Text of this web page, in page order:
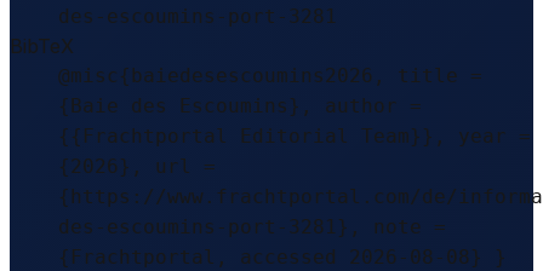
des-escoumins-port-3281
BibTeX
@misc{baiedesescoumins2026, title =
{Baie des Escoumins}, author =
{{Frachtportal Editorial Team}}, year =
{2026}, url =
{https://www.frachtportal.com/de/
des-escoumins-port-3281}, note =
{Frachtportal, accessed 2026-08-08} }